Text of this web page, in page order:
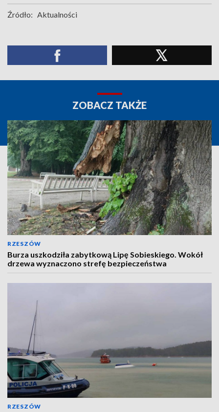
Źródło: Aktualności
ZOBACZ TAKŻE
RZESZÓW
Burza uszkodziła zabytkową Lipę Sobieskiego. Wokół
drzewa wyznaczono strefę bezpieczeństwa
RZESZÓW